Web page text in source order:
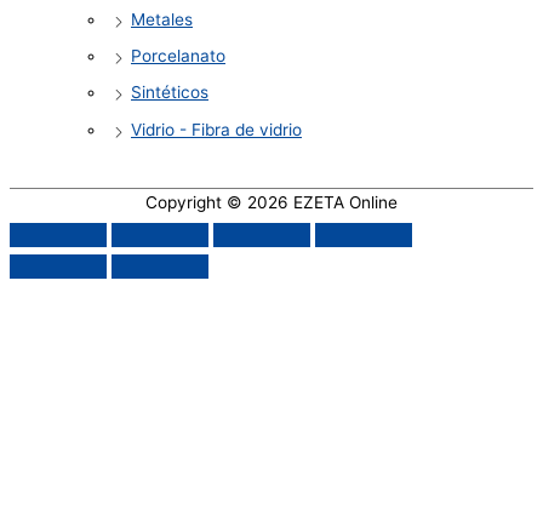
Metales
Porcelanato
Sintéticos
Vidrio - Fibra de vidrio
Copyright © 2026 EZETA Online